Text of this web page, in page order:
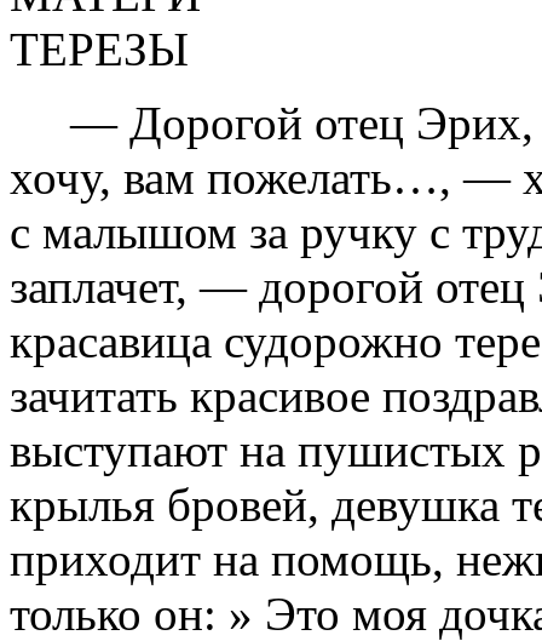
— Дорогой отец Эрих,
хочу, вам пожелать…, —
с малышом за ручку с
заплачет, — дорогой
красавица судорожно
зачитать красивое
выступают на пушистых
крылья бровей, девушка
приходит на помощь,
только он: » Это моя